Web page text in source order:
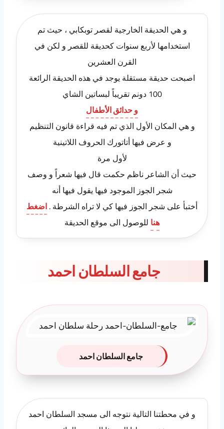
و هي الحديقة الخارجية لقصر توبكابي ، حيث تم
استخدامها لأربع سنوات كحديقة للقصر و لكن في
القرن العشرين
اصبحت حديقة مستقلة يوجد في هذه الحديقة الرائعة
100 دونم تقريباً لبساتين الشاي
و حدائق الأطفال
و هي المكان الأول الذي تم فيه قراءة قانون التنظيم
و عرض فيها أتاتورك الحروف اللاتينية
لأول مرة
حيث أن الشاعر ناظم حكمت قال فيها شعراً و وصف
شجر الجوز الموجود فيها يقول فيها أنه
أختبأ على شجر الجوز فيها كي لا تراه الشرطة .اضغط
هنا للوصول الى موقع الحديقة
جامع السلطان احمد
جامع السلطان احمد
و في محطتنا التالية نتوجه الى مسجد السلطان احمد